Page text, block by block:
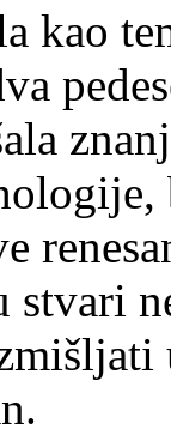
kao
stvari